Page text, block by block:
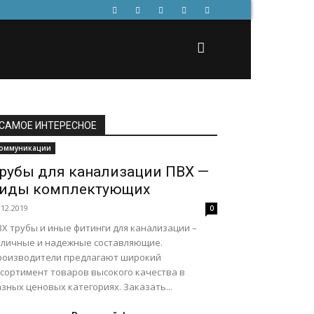
ИНТЕРЕСНОЕ
для канализации ПВХ —
комплектующих
0
трубы и иные фитинги для канализации –
и надежные составляющие.
предлагают широкий
товаров высокого качества в
ценовых категориях. Заказать...